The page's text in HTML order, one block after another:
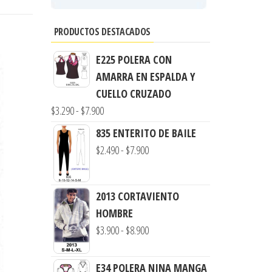
PRODUCTOS DESTACADOS
E225 POLERA CON
AMARRA EN ESPALDA Y
CUELLO CRUZADO
$3.290- $7.900Rango
de
precios:
hasta
$7.900
835 ENTERITO DE BAILE
$2.490- $7.900Rango
desde
hasta
2013 CORTAVIENTO
HOMBRE
$3.900- $8.900Rango
precios:
E34 POLERA NINA MANGA